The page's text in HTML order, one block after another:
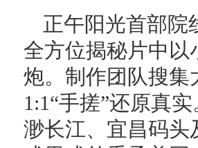
正午阳光首部院
全方位揭秘片中
炮。制作团队搜集
1:1“手搓”还原真
渺长江、宜昌码头